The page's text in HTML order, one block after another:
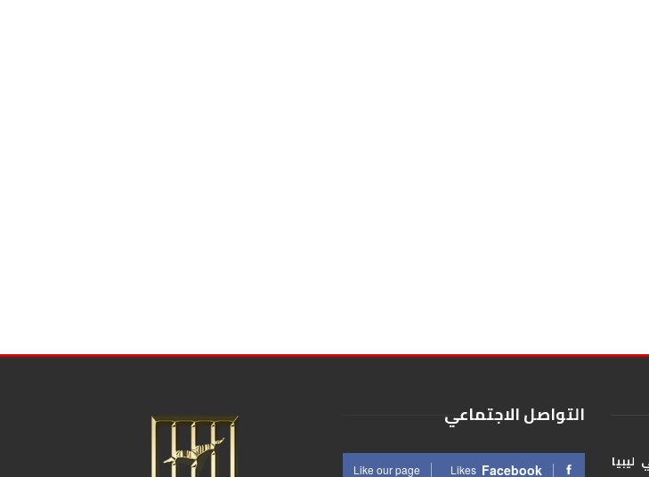
التواصل الاجتماعي
Facebook
Likes
Like our page